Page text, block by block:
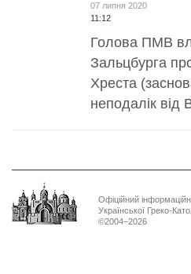
07 липня 2020
11:12
Голова ПМВ
Зальцбурга
Хреста
неподалік від
Офіційний
Української Греко-
©2004–2026